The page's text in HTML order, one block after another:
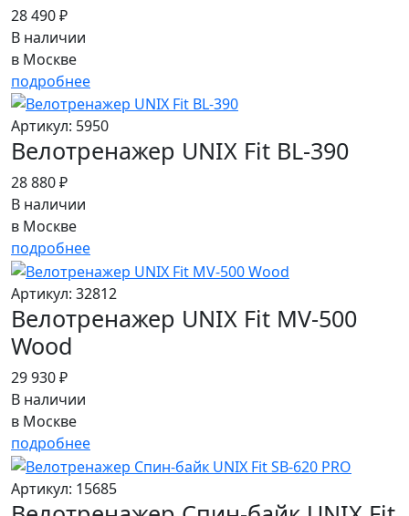
28 490 ₽
В наличии
в Москве
подробнее
Артикул: 5950
Велотренажер UNIX Fit BL-390
28 880 ₽
В наличии
в Москве
подробнее
Артикул: 32812
Велотренажер UNIX Fit MV-500
Wood
29 930 ₽
В наличии
в Москве
подробнее
Артикул: 15685